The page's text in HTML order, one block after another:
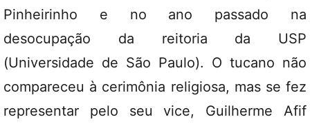
Pinheirinho e no ano passado na
desocupação da reitoria da USP
(Universidade de São Paulo). O tucano não
compareceu à cerimônia religiosa, mas se fez
representar pelo seu vice, Guilherme Afif